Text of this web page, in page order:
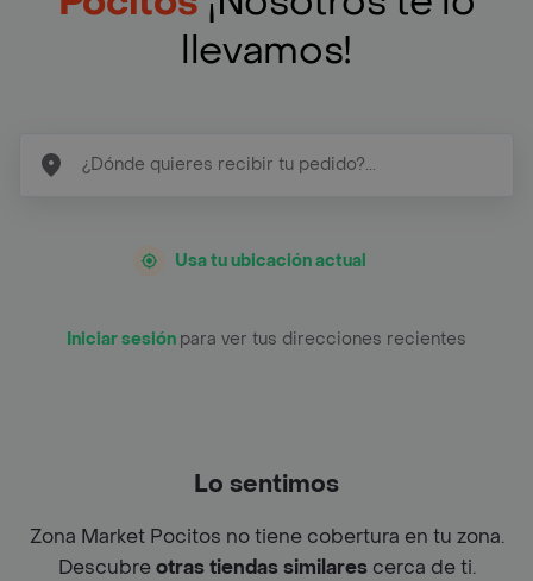
llevamos!
Usa tu ubicación actual
Iniciar sesión para ver tus direcciones recientes
Lo sentimos
Zona Market Pocitos no tiene cobertura en tu zona.
Descubreotras tiendas similarescerca de ti.